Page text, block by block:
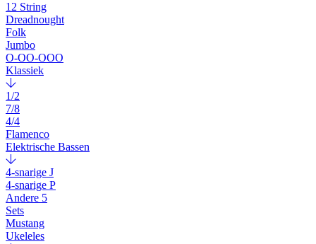
12 String
Dreadnought
Folk
Jumbo
O-OO-OOO
Klassiek
1/2
7/8
4/4
Flamenco
Elektrische Bassen
4-snarige J
4-snarige P
Andere 5
Sets
Mustang
Ukeleles